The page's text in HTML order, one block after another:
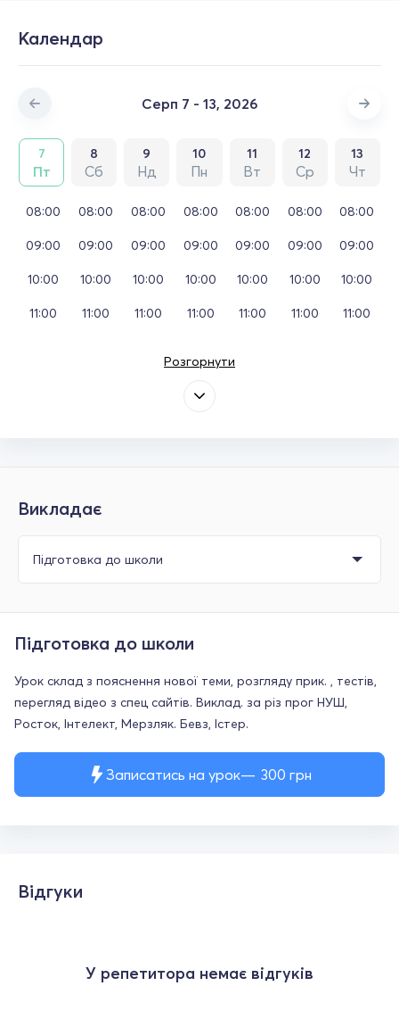
Календар
Серп 7 - 13, 2026
7
Пт
8
Сб
9
Нд
10
Пн
11
Вт
12
Ср
13
Чт
08:00
09:00
10:00
11:00
08:00
09:00
10:00
11:00
08:00
09:00
10:00
11:00
08:00
09:00
10:00
11:00
08:00
09:00
10:00
11:00
08:00
09:00
10:00
11:00
08:00
09:00
10:00
11:00
Розгорнути
Викладає
Записатись на урок 300 грн
Підготовка до школи
Урок склад з пояснення нової теми, розгляду прик. , тестів,
перегляд відео з спец сайтів. Виклад. за різ прог НУШ,
Росток, Інтелект, Мерзляк. Бевз, Істер.
Відгуки
У репетитора немає відгуків